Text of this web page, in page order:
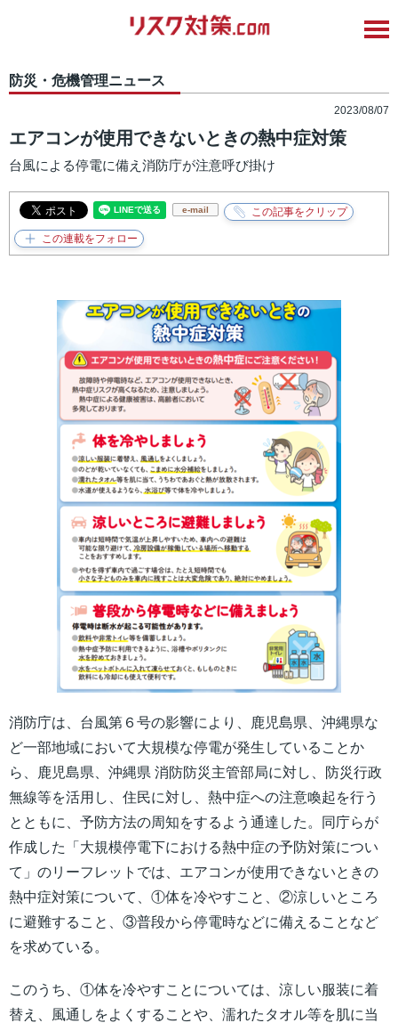
防災・危機管理ニュース
2023/08/07
エアコンが使用できないときの熱中症対策
台風による停電に備え消防庁が注意呼び掛け
e-mail
消防庁は、台風第６号の影響により、鹿児島県、沖縄県な
ど一部地域において大規模な停電が発生していることか
ら、鹿児島県、沖縄県 消防防災主管部局に対し、防災行政
無線等を活用し、住民に対し、熱中症への注意喚起を行う
とともに、予防方法の周知をするよう通達した。同庁らが
作成した「大規模停電下における熱中症の予防対策につい
て」のリーフレットでは、エアコンが使用できないときの
熱中症対策について、①体を冷やすこと、②涼しいところ
に避難すること、③普段から停電時などに備えることなど
を求めている。
このうち、①体を冷やすことについては、涼しい服装に着
替え、風通しをよくすることや、濡れたタオル等を肌に当